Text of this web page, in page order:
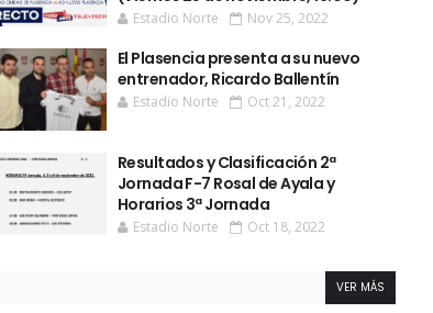
Estadio Norte Nov 25, 2022
El Plasencia presenta a su nuevo
entrenador, Ricardo Ballentín
Estadio Norte Oct 21, 2022
Resultados y Clasificación 2ª
Jornada F-7 Rosal de Ayala y
Horarios 3ª Jornada
Estadio Norte Oct 18, 2022
VER MÁS